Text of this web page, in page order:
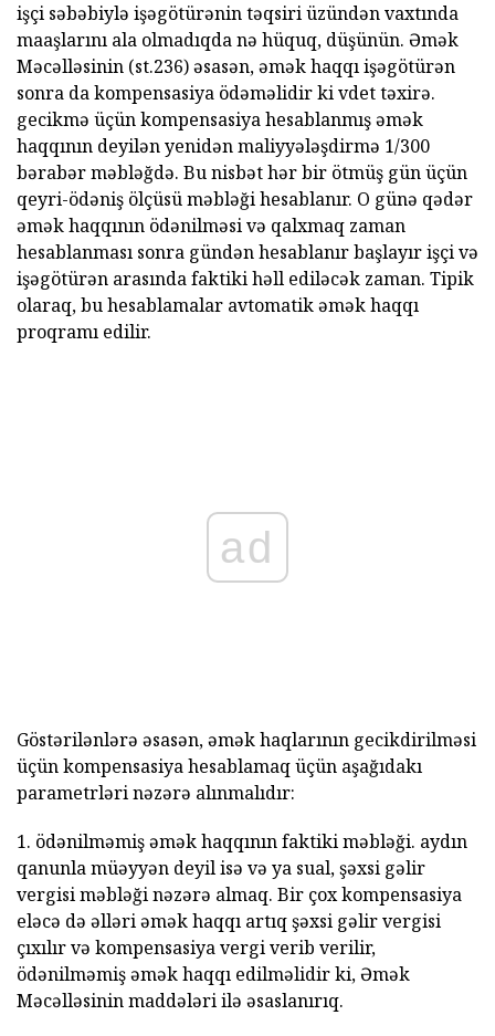
işçi səbəbiylə işəgötürənin təqsiri üzündən vaxtında
maaşlarını ala olmadıqda nə hüquq, düşünün. Əmək
Məcəlləsinin (st.236) əsasən, əmək haqqı işəgötürən
sonra da kompensasiya ödəməlidir ki vdet təxirə.
gecikmə üçün kompensasiya hesablanmış əmək
haqqının deyilən yenidən maliyyələşdirmə 1/300
bərabər məbləğdə. Bu nisbət hər bir ötmüş gün üçün
qeyri-ödəniş ölçüsü məbləği hesablanır. O günə qədər
əmək haqqının ödənilməsi və qalxmaq zaman
hesablanması sonra gündən hesablanır başlayır işçi və
işəgötürən arasında faktiki həll ediləcək zaman. Tipik
olaraq, bu hesablamalar avtomatik əmək haqqı
proqramı edilir.
ad
Göstərilənlərə əsasən, əmək haqlarının gecikdirilməsi
üçün kompensasiya hesablamaq üçün aşağıdakı
parametrləri nəzərə alınmalıdır:
1. ödənilməmiş əmək haqqının faktiki məbləği. aydın
qanunla müəyyən deyil isə və ya sual, şəxsi gəlir
vergisi məbləği nəzərə almaq. Bir çox kompensasiya
eləcə də əlləri əmək haqqı artıq şəxsi gəlir vergisi
çıxılır və kompensasiya vergi verib verilir,
ödənilməmiş əmək haqqı edilməlidir ki, Əmək
Məcəlləsinin maddələri ilə əsaslanırıq.